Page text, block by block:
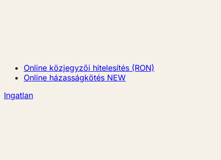
Online közjegyzői hitelesítés (RON)
Online házasságkötés NEW
Ingatlan